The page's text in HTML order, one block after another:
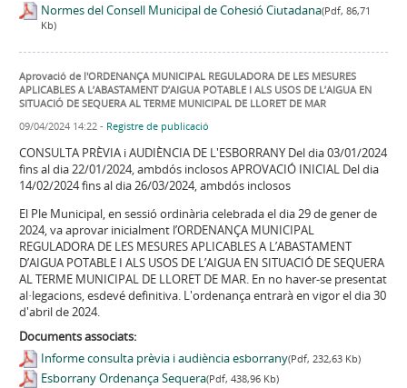
Normes del Consell Municipal de Cohesió Ciutadana(Pdf, 86,71
Kb)
Aprovació de l'ORDENANÇA MUNICIPAL REGULADORA DE LES MESURES
APLICABLES A L’ABASTAMENT D’AIGUA POTABLE I ALS USOS DE L’AIGUA EN
SITUACIÓ DE SEQUERA AL TERME MUNICIPAL DE LLORET DE MAR
09/04/2024 14:22- Registre de publicació
CONSULTA PRÈVIA i AUDIÈNCIA DE L'ESBORRANY Del dia 03/01/2024
fins al dia 22/01/2024, ambdós inclosos APROVACIÓ INICIAL Del dia
14/02/2024 fins al dia 26/03/2024, ambdós inclosos
El Ple Municipal, en sessió ordinària celebrada el dia 29 de gener de
2024, va aprovar inicialment l’ORDENANÇA MUNICIPAL
REGULADORA DE LES MESURES APLICABLES A L’ABASTAMENT
D’AIGUA POTABLE I ALS USOS DE L’AIGUA EN SITUACIÓ DE SEQUERA
AL TERME MUNICIPAL DE LLORET DE MAR. En no haver-se presentat
al·legacions, esdevé definitiva. L'ordenança entrarà en vigor el dia 30
d'abril de 2024.
Documents associats:
Informe consulta prèvia i audiència esborrany(Pdf, 232,63 Kb)
Esborrany Ordenança Sequera(Pdf, 438,96 Kb)